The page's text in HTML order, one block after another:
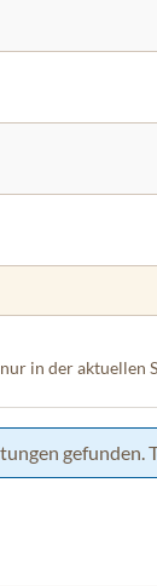
in der aktuellen
gefunden.